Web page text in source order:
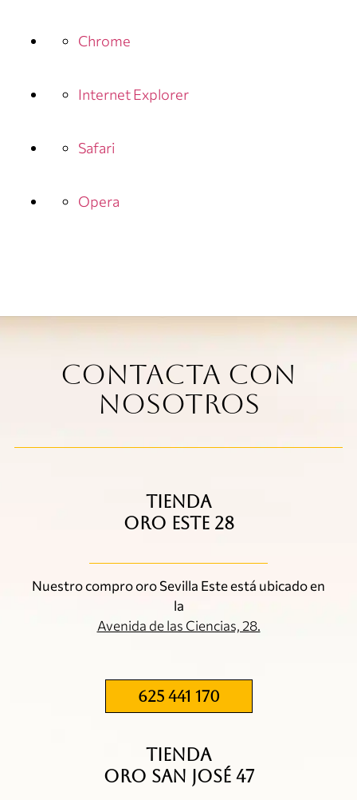
Chrome
Internet Explorer
Safari
Opera
Contacta con
nosotros
TIENDA
ORO ESTE 28
Nuestro compro oro Sevilla Este está ubicado en
la
Avenida de las Ciencias, 28.
625 441 170
TIENDA
ORO SAN JOSÉ 47